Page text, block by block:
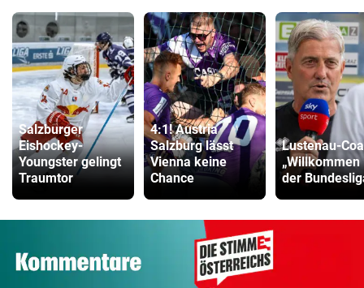
Salzburger
Eishockey-
Youngster gelingt
Traumtor
4:1! Austria
Salzburg lässt
Vienna keine
Chance
Lustenau-
„Willkommen
der